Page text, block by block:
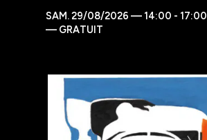
SAM.29/08/2026 — 14:00 - 17:00
— GRATUIT